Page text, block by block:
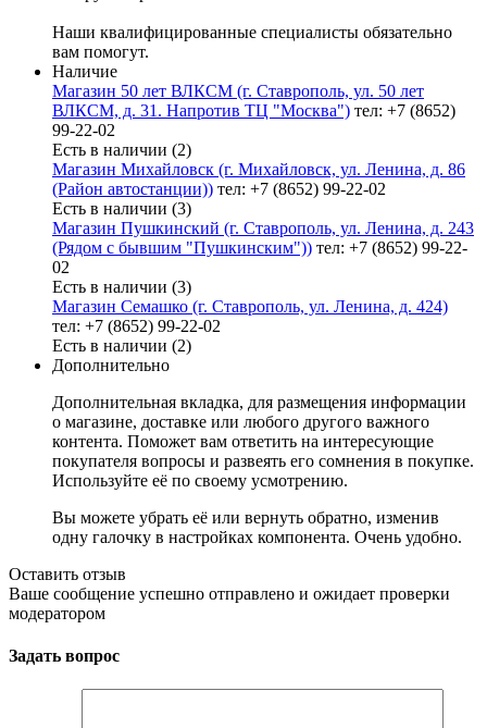
Наши квалифицированные специалисты обязательно
вам помогут.
Наличие
Магазин 50 лет ВЛКСМ (г. Ставрополь, ул. 50 лет
ВЛКСМ, д. 31. Напротив ТЦ "Москва") тел: +7 (8652)
99-22-02
Есть в наличии (2)
Магазин Михайловск (г. Михайловск, ул. Ленина, д. 86
(Район автостанции)) тел: +7 (8652) 99-22-02
Есть в наличии (3)
Магазин Пушкинский (г. Ставрополь, ул. Ленина, д. 243
(Рядом с бывшим "Пушкинским")) тел: +7 (8652) 99-22-
02
Есть в наличии (3)
Магазин Семашко (г. Ставрополь, ул. Ленина, д. 424)
тел: +7 (8652) 99-22-02
Есть в наличии (2)
Дополнительно
Дополнительная вкладка, для размещения информации
о магазине, доставке или любого другого важного
контента. Поможет вам ответить на интересующие
покупателя вопросы и развеять его сомнения в покупке.
Используйте её по своему усмотрению.
Вы можете убрать её или вернуть обратно, изменив
одну галочку в настройках компонента. Очень удобно.
Оставить отзыв
Ваше сообщение успешно отправлено и ожидает проверки
модератором
Задать вопрос